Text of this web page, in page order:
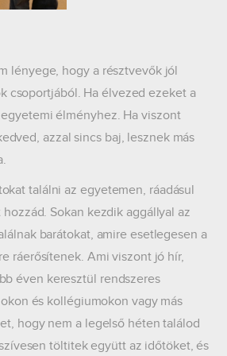
lényege, hogy a résztvevők jól
csoportjából. Ha élvezed ezeket a
élményhez. Ha viszont
azzal sincs baj, lesznek más
találni az egyetemen, ráadásul
Sokan kezdik aggállyal az
barátokat, amire esetlegesen a
ráerősítenek. Ami viszont jó hír,
éven keresztül rendszeres
és kollégiumokon vagy más
hogy nem a legelső héten találod
töltitek együtt az időtöket, és